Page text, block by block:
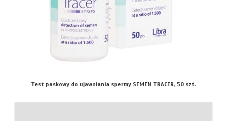
Test paskowy do ujawniania spermy SEMEN TRACER, 50 szt.